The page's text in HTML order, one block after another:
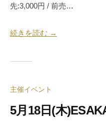
先:3,000円 / 前売…
続きを読む →
主催イベント
5月18日(木